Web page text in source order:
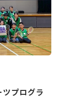
プログラ